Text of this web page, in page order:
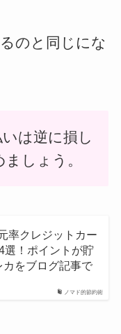
のと同じにな
は逆に損し
しょう。
ノマド的節約術
率クレジットカー
選！ポイントが貯
カをブログ記事で